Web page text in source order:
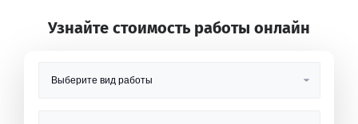
Узнайте стоимость работы онлайн